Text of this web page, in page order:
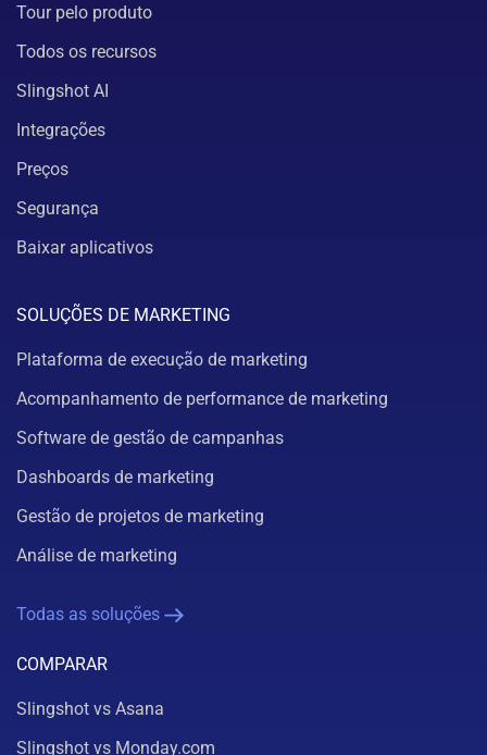
Tour pelo produto
Todos os recursos
Slingshot AI
Integrações
Preços
Segurança
Baixar aplicativos
SOLUÇÕES DE MARKETING
Plataforma de execução de marketing
Acompanhamento de performance de marketing
Software de gestão de campanhas
Dashboards de marketing
Gestão de projetos de marketing
Análise de marketing
Todas as soluções
COMPARAR
Slingshot vs Asana
Slingshot vs Monday.com